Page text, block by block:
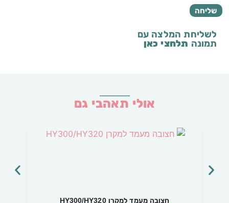
לשליחת המלצה עם
תמונה תלחצי כאן
אולי תאהבי גם
חצובה מעמד למקרן HY300/HY320